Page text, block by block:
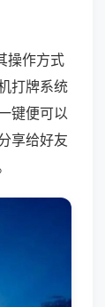
操作方式
打牌系统
键便可以
享给好友